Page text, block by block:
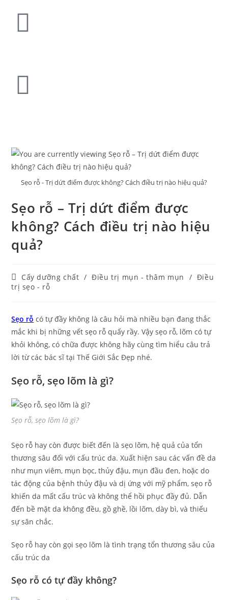
Sẹo rỗ - Trị dứt điểm được không? Cách điều trị nào hiệu quả?
Sẹo rỗ – Trị dứt điểm được
không? Cách điều trị nào hiệu
quả?
Cấy dưỡng chất / Điều trị mụn - thâm mụn / Điều
trị sẹo - rỗ
Sẹo rỗ có tự đầy không là câu hỏi mà nhiều bạn đang thắc
mắc khi bị những vết sẹo rỗ quấy rầy. Vậy sẹo rỗ, lõm có tự
khỏi không, có chữa được không hãy cùng tìm hiểu câu trả
lời từ các bác sĩ tại Thế Giới Sắc Đẹp nhé.
Sẹo rỗ, sẹo lõm là gì?
Sẹo rỗ, sẹo lõm là gì?
Sẹo rỗ hay còn được biết đến là sẹo lõm, hệ quả của tổn
thương sâu đối với cấu trúc da. Xuất hiện sau các vấn đề da
như mụn viêm, mụn bọc, thủy đậu, mụn đầu đen, hoặc do
tác động của bệnh thủy đậu và dị ứng với mỹ phẩm, sẹo rỗ
khiến da mất cấu trúc và không thể hồi phục đầy đủ. Dẫn
đến bề mặt da không đều, gồ ghề, lồi lõm, dày bì, và thiếu
sự săn chắc.
Sẹo rỗ hay còn gọi sẹo lõm là tình trạng tổn thương sâu của
cấu trúc da
Sẹo rỗ có tự đầy không?